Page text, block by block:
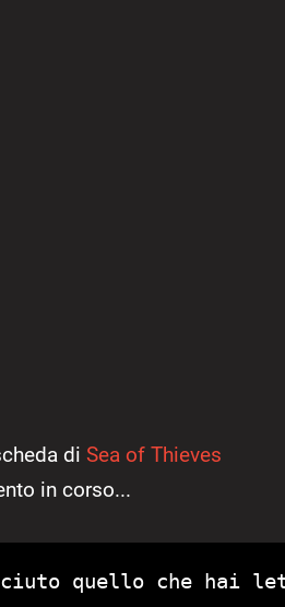
di Sea of Thieves
in corso...
quello che hai